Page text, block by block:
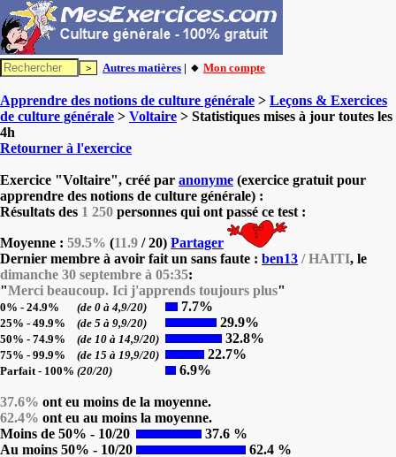
Autres matières | 🔸 Mon compte
Apprendre des notions de culture générale > Leçons & Exercices
de culture générale > Voltaire > Statistiques mises à jour toutes les
4h
Retourner à l'exercice
Exercice "Voltaire", créé par anonyme (exercice gratuit pour
apprendre des notions de culture générale) :
Résultats des 1 250 personnes qui ont passé ce test :
Moyenne : 59.5% (11.9 / 20) Partager
Dernier membre à avoir fait un sans faute : ben13 / HAITI, le
dimanche 30 septembre à 05:35:
"Merci beaucoup. Ici j'apprends toujours plus"
0% - 24.9% (de 0 à 4,9/20) 7.7%
25% - 49.9% (de 5 à 9,9/20) 29.9%
50% - 74.9% (de 10 à 14,9/20) 32.8%
75% - 99.9% (de 15 à 19,9/20) 22.7%
Parfait - 100% (20/20) 6.9%
37.6% ont eu moins de la moyenne.
62.4% ont eu au moins la moyenne.
Moins de 50% - 10/20
37.6 %
Au moins 50% - 10/20
62.4 %